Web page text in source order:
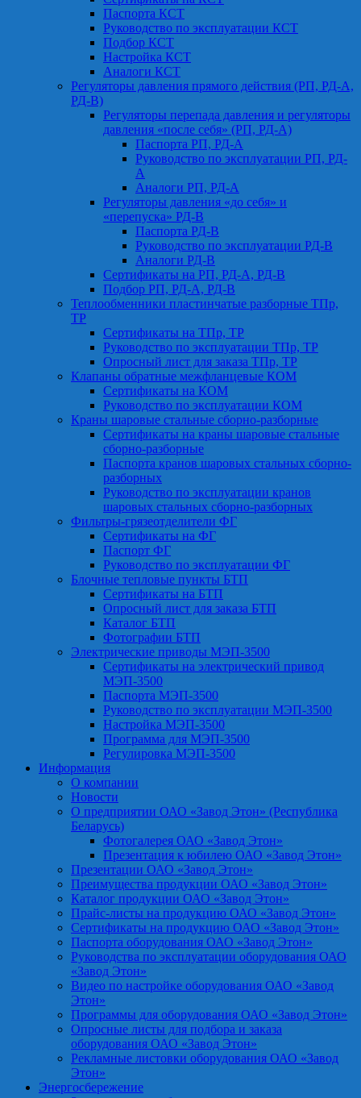
Паспорта КСТ
Руководство по эксплуатации КСТ
Подбор КСТ
Настройка КСТ
Аналоги КСТ
Регуляторы давления прямого действия (РП, РД-А,
РД-В)
Регуляторы перепада давления и регуляторы
давления «после себя» (РП, РД-А)
Паспорта РП, РД-А
Руководство по эксплуатации РП, РД-
А
Аналоги РП, РД-А
Регуляторы давления «до себя» и
«перепуска» РД-В
Паспорта РД-В
Руководство по эксплуатации РД-В
Аналоги РД-В
Сертификаты на РП, РД-А, РД-В
Подбор РП, РД-А, РД-В
Теплообменники пластинчатые разборные ТПр,
ТР
Сертификаты на ТПр, ТР
Руководство по эксплуатации ТПр, ТР
Опросный лист для заказа ТПр, ТР
Клапаны обратные межфланцевые КОМ
Сертификаты на КОМ
Руководство по эксплуатации КОМ
Краны шаровые стальные сборно-разборные
Сертификаты на краны шаровые стальные
сборно-разборные
Паспорта кранов шаровых стальных сборно-
разборных
Руководство по эксплуатации кранов
шаровых стальных сборно-разборных
Фильтры-грязеотделители ФГ
Сертификаты на ФГ
Паспорт ФГ
Руководство по эксплуатации ФГ
Блочные тепловые пункты БТП
Сертификаты на БТП
Опросный лист для заказа БТП
Каталог БТП
Фотографии БТП
Электрические приводы МЭП-3500
Сертификаты на электрический привод
МЭП-3500
Паспорта МЭП-3500
Руководство по эксплуатации МЭП-3500
Настройка МЭП-3500
Программа для МЭП-3500
Регулировка МЭП-3500
Информация
О компании
Новости
О предприятии ОАО «Завод Этон» (Республика
Беларусь)
Фотогалерея ОАО «Завод Этон»
Презентация к юбилею ОАО «Завод Этон»
Презентации ОАО «Завод Этон»
Преимущества продукции ОАО «Завод Этон»
Каталог продукции ОАО «Завод Этон»
Прайс-листы на продукцию ОАО «Завод Этон»
Сертификаты на продукцию ОАО «Завод Этон»
Паспорта оборудования ОАО «Завод Этон»
Руководства по эксплуатации оборудования ОАО
«Завод Этон»
Видео по настройке оборудования ОАО «Завод
Этон»
Программы для оборудования ОАО «Завод Этон»
Опросные листы для подбора и заказа
оборудования ОАО «Завод Этон»
Рекламные листовки оборудования ОАО «Завод
Этон»
Энергосбережение